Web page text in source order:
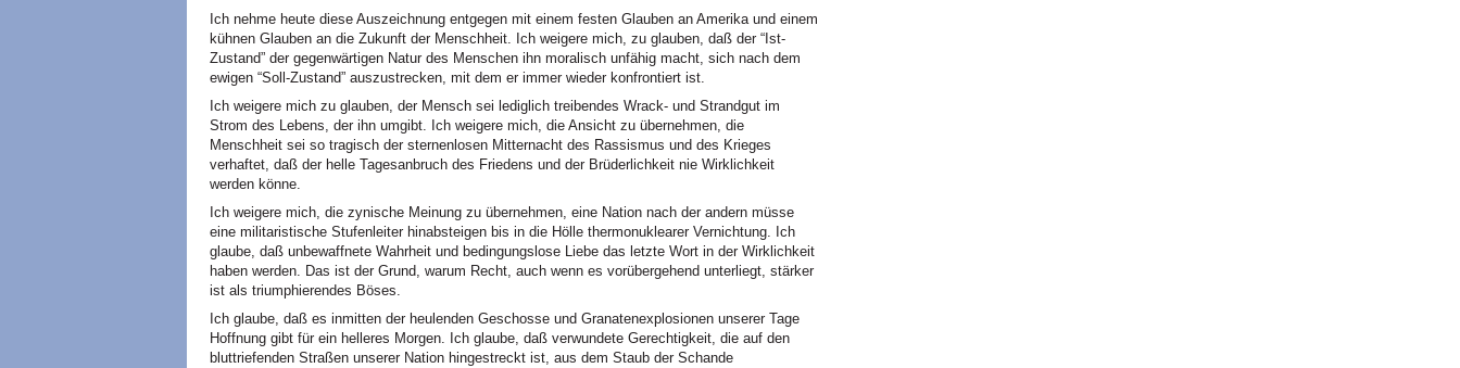
Ich nehme heute diese Auszeichnung entgegen mit einem festen Glauben an Amerika und einem
kühnen Glauben an die Zukunft der Menschheit. Ich weigere mich, zu glauben, daß der “Ist-
Zustand” der gegenwärtigen Natur des Menschen ihn moralisch unfähig macht, sich nach dem
ewigen “Soll-Zustand” auszustrecken, mit dem er immer wieder konfrontiert ist.
Ich weigere mich zu glauben, der Mensch sei lediglich treibendes Wrack- und Strandgut im
Strom des Lebens, der ihn umgibt. Ich weigere mich, die Ansicht zu übernehmen, die
Menschheit sei so tragisch der sternenlosen Mitternacht des Rassismus und des Krieges
verhaftet, daß der helle Tagesanbruch des Friedens und der Brüderlichkeit nie Wirklichkeit
werden könne.
Ich weigere mich, die zynische Meinung zu übernehmen, eine Nation nach der andern müsse
eine militaristische Stufenleiter hinabsteigen bis in die Hölle thermonuklearer Vernichtung. Ich
glaube, daß unbewaffnete Wahrheit und bedingungslose Liebe das letzte Wort in der Wirklichkeit
haben werden. Das ist der Grund, warum Recht, auch wenn es vorübergehend unterliegt, stärker
ist als triumphierendes Böses.
Ich glaube, daß es inmitten der heulenden Geschosse und Granatenexplosionen unserer Tage
Hoffnung gibt für ein helleres Morgen. Ich glaube, daß verwundete Gerechtigkeit, die auf den
bluttriefenden Straßen unserer Nation hingestreckt ist, aus dem Staub der Schande